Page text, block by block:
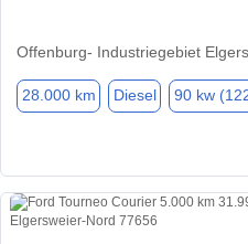
Offenburg- Industriegebiet
28.000 km Diesel 90 kw